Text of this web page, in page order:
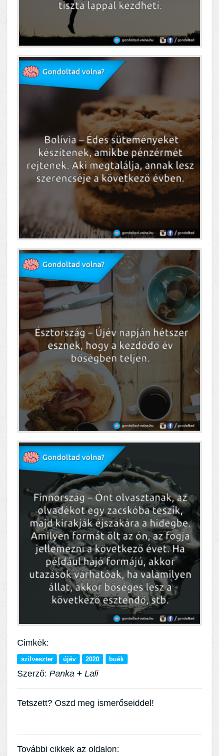
Cimkék:
szilveszter újév 2020 buék
Szerző: Panka + Lali
Tetszett? Oszd meg ismerőseiddel!
További cikkek az oldalon: